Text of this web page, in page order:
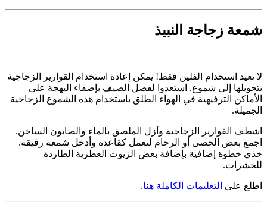
شمعة زجاجة النبيذ
لا تعيد استخدام الفلين فقط! يمكن إعادة استخدام القوارير الزجاجية
بتحويلها إلى شموع. استعدوا لفصل الصيف بإضفاء البهجة على
الأماكن الترفيهية في الهواء الطلق باستخدام هذه الشموع الزجاجية
الجميلة.
اشطف القوارير الزجاجية وأزل الملصق بالماء والصابون الساخن.
اجمع بعض الحصى أو الرخام لتعمل كقاعدة وأدخل شمعة رقيقة.
خذي خطوة إضافية بإضافة بعض الزيوت العطرية الطاردة
للحشرات.
اطلع على التعليمات الكاملة هنا.